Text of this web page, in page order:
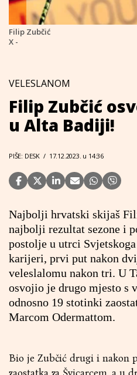
Filip Zubčić
X -
VELESLANOM
Filip Zubčić
u Alta Badiji!
PIŠE: DESK / 17.12.2023. u 14:36
Najbolji hrvatski skijaš
najbolji rezultat sezone i
postolje u utrci
karijeri, prvi put nakon
veleslalomu nakon tri. U
osvojio je drugo mjesto s
odnosno 19 stotinki
Marcom Odermattom.
Bio je Zubčić drugi i nakon